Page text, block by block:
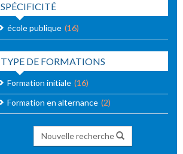
SPÉCIFICITÉ
école publique (16)
TYPE DE FORMATIONS
Formation initiale (16)
Formation en alternance (2)
Nouvelle recherche